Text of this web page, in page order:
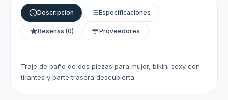
Descripcion Especificaciones
Resenas (0) Proveedores
Traje de baño de dos piezas para mujer, bikini sexy con
tirantes y parte trasera descubierta